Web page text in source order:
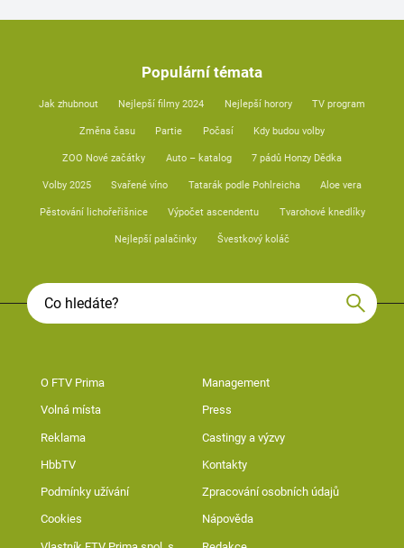
Populární témata
Jak zhubnout Nejlepší filmy 2024 Nejlepší horory TV program
Změna času Partie Počasí Kdy budou volby
ZOO Nové začátky Auto – katalog 7 pádů Honzy Dědka
Volby 2025 Svařené víno Tatarák podle Pohlreicha Aloe vera
Pěstování lichořeřišnice Výpočet ascendentu Tvarohové knedlíky
Nejlepší palačinky Švestkový koláč
O FTV Prima Management
Volná místa Press
Reklama Castingy a výzvy
HbbTV Kontakty
Podmínky užívání Zpracování osobních údajů
Cookies Nápověda